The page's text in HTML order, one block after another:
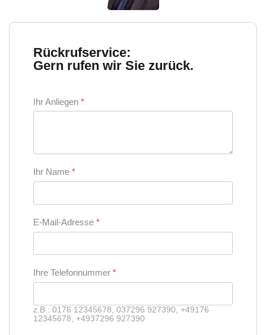
Rückrufservice:
Gern rufen wir Sie zurück.
Ihr Anliegen *
Ihr Name *
E-Mail-Adresse *
Ihre Telefonnummer *
z.B.: 0176 12345678, 037296 927390, +49176
12345678, +4937296 927390